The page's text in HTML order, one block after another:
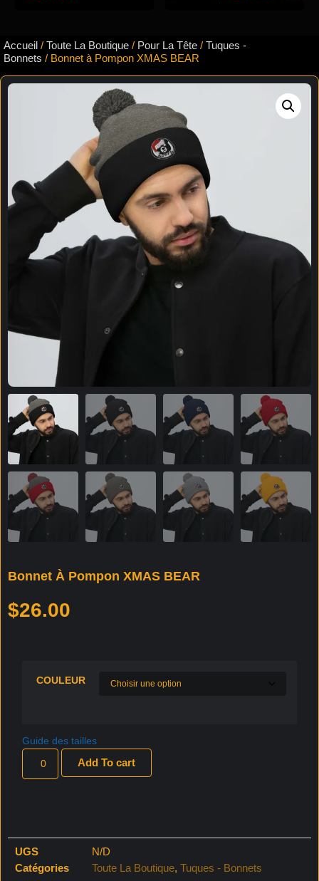
Accueil / Toute La Boutique / Pour La Tête / Tuques -
Bonnets / Bonnet à Pompon XMAS BEAR
Bonnet À Pompon XMAS BEAR
$26.00
COULEUR
Guide des tailles
Add To cart
UGS
N/D
Catégories
Toute La Boutique, Tuques - Bonnets